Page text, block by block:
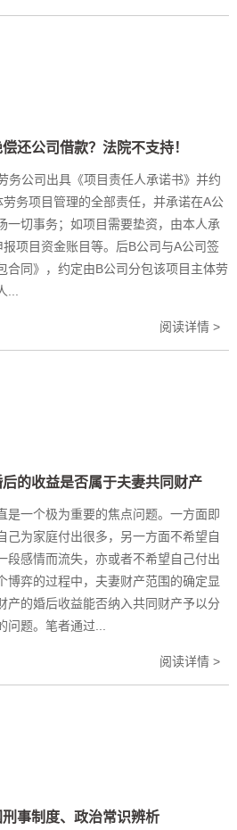
还公司借款？法院不支持！
公司出具《项目责任人承诺书》并约
务项目管理的全部责任，并承诺在A公
一切事务；如项目需要垫资，由本人承
项目资金账目等。后B公司与A公司签
合同》，约定由B公司分包该项目主体劳
阅读详情 >
的收益是否属于夫妻共同财产
是一个极为重要的焦点问题。一方面即
己为家庭付出很多，另一方面不希望自
段感情而流失，亦或者不希望自己付出
博弈的过程中，夫妻财产范围的确定显
产的婚后收益能否纳入共同财产予以分
题。笔者通过...
阅读详情 >
事制度、政治常识辨析